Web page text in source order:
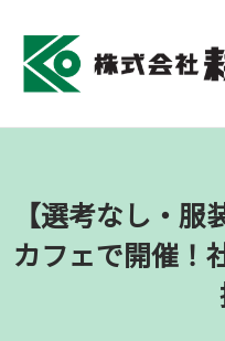
content
【選考なし・
カフェで開催！